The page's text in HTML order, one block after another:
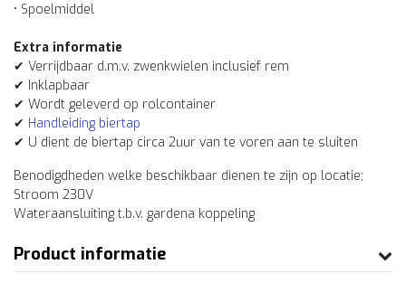
• Spoelmiddel
Extra informatie
✔ Verrijdbaar d.m.v. zwenkwielen inclusief rem
✔ Inklapbaar
✔ Wordt geleverd op rolcontainer
✔ Handleiding biertap
✔ U dient de biertap circa 2uur van te voren aan te sluiten
Benodigdheden welke beschikbaar dienen te zijn op locatie;
Stroom 230V
Wateraansluiting t.b.v. gardena koppeling
Product informatie